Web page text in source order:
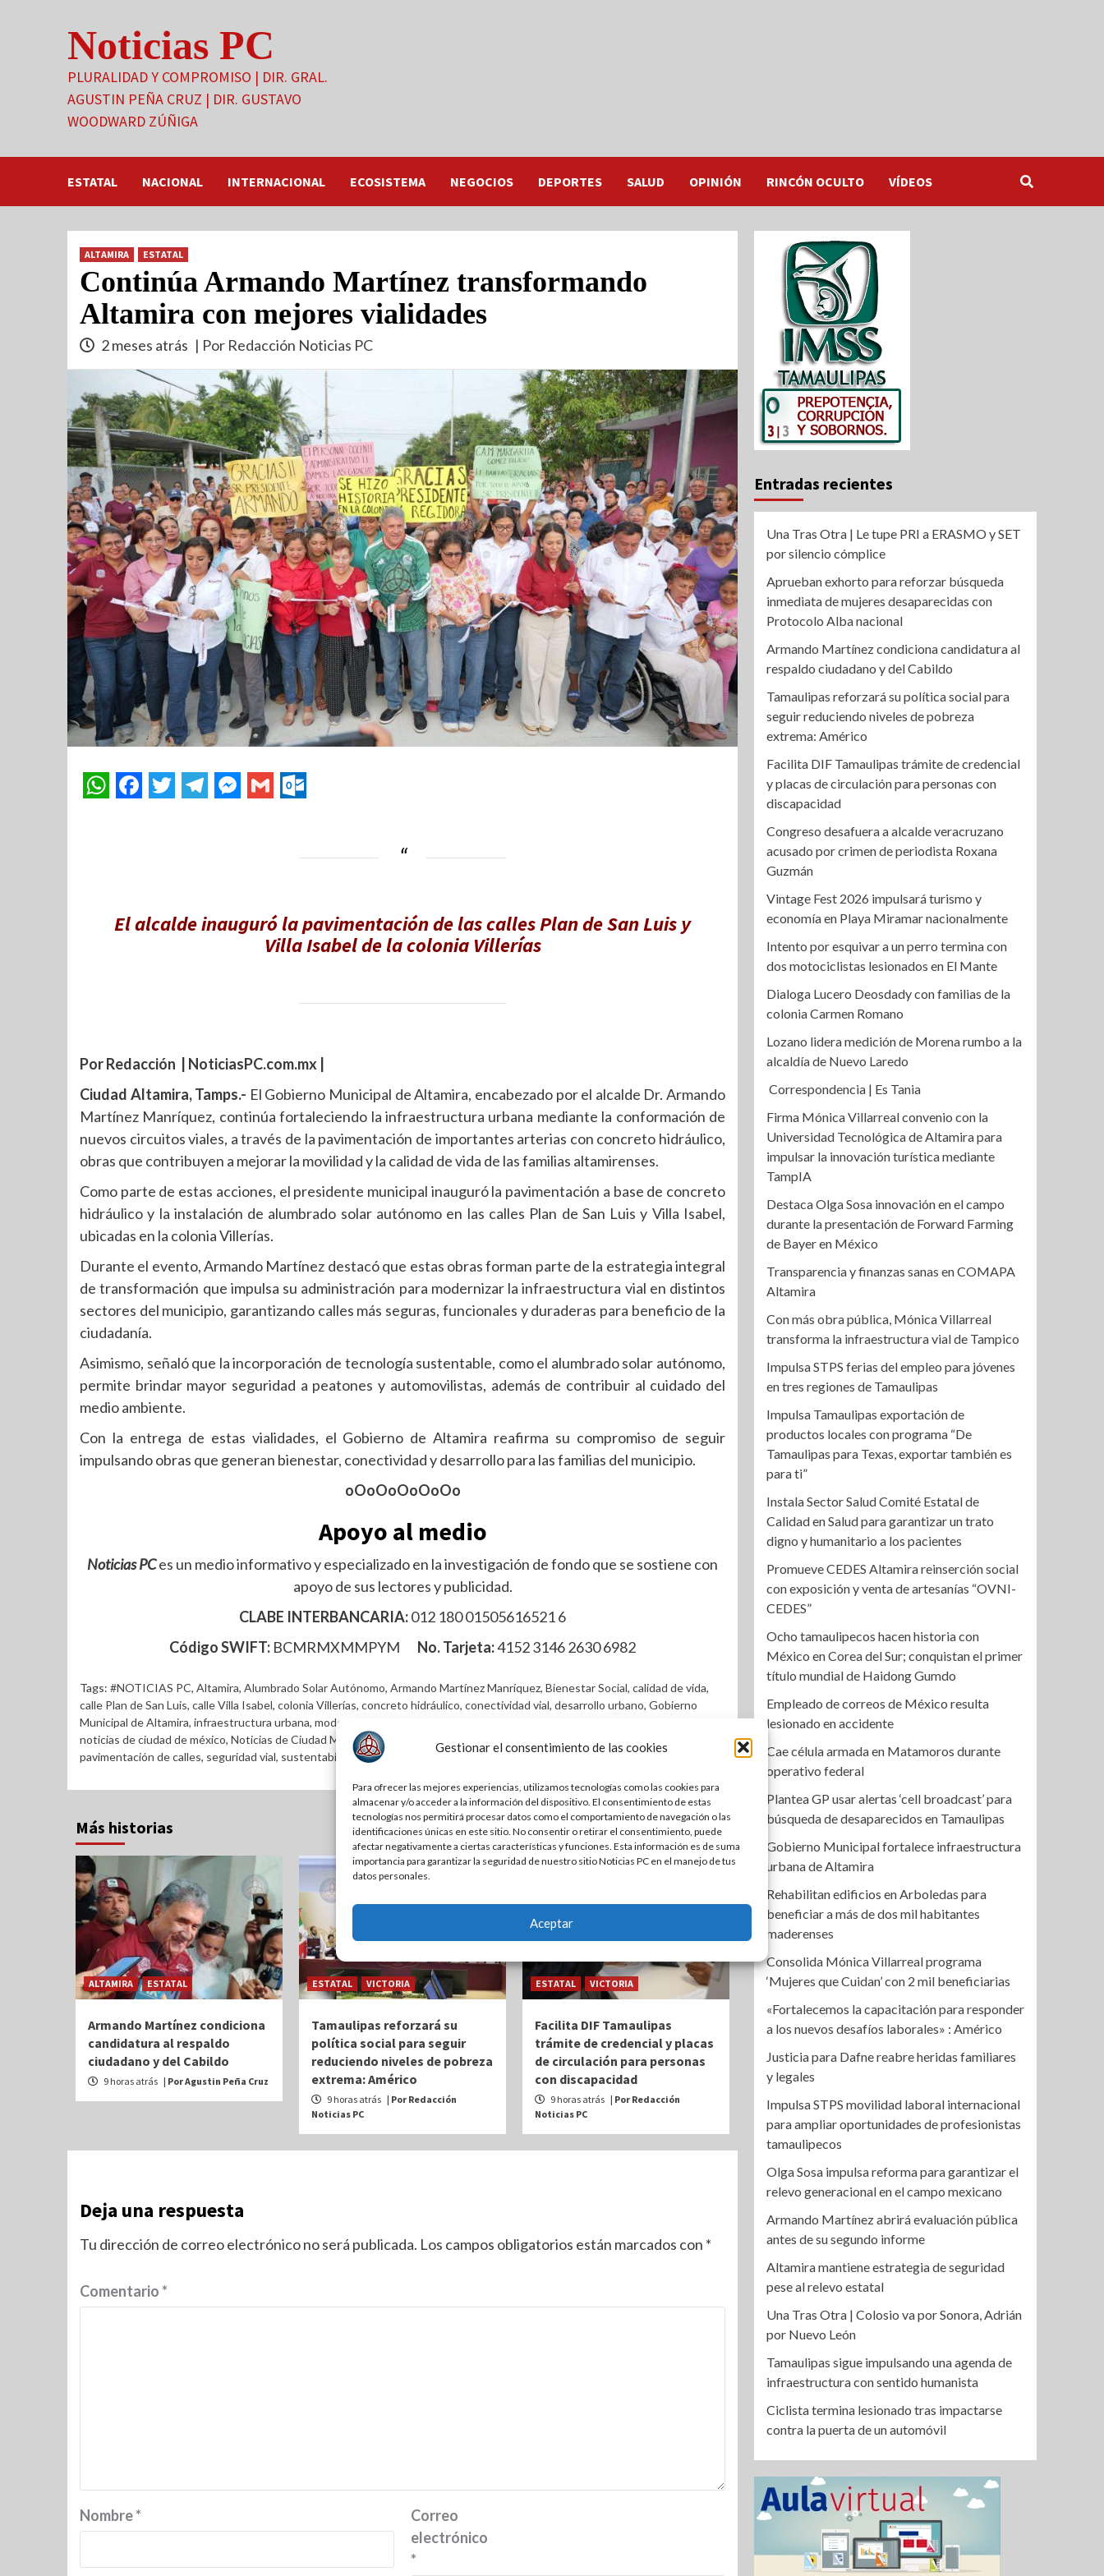
Gestionar el consentimiento de las cookies
Para ofrecer las mejores experiencias, utilizamos tecnologías como las cookies para
almacenar y/o acceder a la información del dispositivo. El consentimiento de estas
tecnologías nos permitirá procesar datos como el comportamiento de navegación o las
identificaciones únicas en este sitio. No consentir o retirar el consentimiento, puede
afectar negativamente a ciertas características y funciones. Esta información es de suma
importancia para garantizar la seguridad de nuestro sitio Noticias PC en el manejo de tus
datos personales.
Aceptar
Noticias PC
PLURALIDAD Y COMPROMISO | DIR. GRAL.
AGUSTIN PEÑA CRUZ | DIR. GUSTAVO
WOODWARD ZÚÑIGA
ESTATAL NACIONAL INTERNACIONAL ECOSISTEMA NEGOCIOS DEPORTES SALUD OPINIÓN RINCÓN OCULTO VÍDEOS
ALTAMIRA ESTATAL
Continúa Armando Martínez transformando
Altamira con mejores vialidades
2 meses atrás | Por Redacción Noticias PC
El alcalde inauguró la pavimentación de las calles Plan de San Luis y
Villa Isabel de la colonia Villerías
Por Redacción | NoticiasPC.com.mx |
Ciudad Altamira, Tamps.- El Gobierno Municipal de Altamira, encabezado por el alcalde Dr. Armando
Martínez Manríquez, continúa fortaleciendo la infraestructura urbana mediante la conformación de
nuevos circuitos viales, a través de la pavimentación de importantes arterias con concreto hidráulico,
obras que contribuyen a mejorar la movilidad y la calidad de vida de las familias altamirenses.
Como parte de estas acciones, el presidente municipal inauguró la pavimentación a base de concreto
hidráulico y la instalación de alumbrado solar autónomo en las calles Plan de San Luis y Villa Isabel,
ubicadas en la colonia Villerías.
Durante el evento, Armando Martínez destacó que estas obras forman parte de la estrategia integral
de transformación que impulsa su administración para modernizar la infraestructura vial en distintos
sectores del municipio, garantizando calles más seguras, funcionales y duraderas para beneficio de la
ciudadanía.
Asimismo, señaló que la incorporación de tecnología sustentable, como el alumbrado solar autónomo,
permite brindar mayor seguridad a peatones y automovilistas, además de contribuir al cuidado del
medio ambiente.
Con la entrega de estas vialidades, el Gobierno de Altamira reafirma su compromiso de seguir
impulsando obras que generan bienestar, conectividad y desarrollo para las familias del municipio.
oOoOoOoOoOo
Apoyo al medio
Noticias PCes un medio informativo y especializado en la investigación de fondo que se sostiene con
apoyo de sus lectores y publicidad.
CLABE INTERBANCARIA:012 180 01505616521 6
Código SWIFT: BCMRMXMMPYM No. Tarjeta:4152 3146 2630 6982
Tags: #NOTICIAS PC, Altamira, Alumbrado Solar Autónomo, Armando Martínez Manríquez, Bienestar Social, calidad de vida,
calle Plan de San Luis, calle Villa Isabel, colonia Villerías, concreto hidráulico, conectividad vial, desarrollo urbano, Gobierno
Municipal de Altamira, infraestructura urbana, modernización de vialidades
noticias de ciudad de méxico, Noticias de Ciudad Madero,Noticias de Ciudad Victoria
pavimentación de calles, seguridad vial, sustentabilidad ambiental transformación de Altamira.
Más historias
ALTAMIRA ESTATAL
Armando Martínez condiciona
candidatura al respaldo
ciudadano y del Cabildo
9 horas atrás | Por Agustin Peña Cruz
ESTATAL VICTORIA
Tamaulipas reforzará su
política social para seguir
reduciendo niveles de pobreza
extrema: Américo
9 horas atrás | Por Redacción
Noticias PC
ESTATAL VICTORIA
Facilita DIF Tamaulipas
trámite de credencial y placas
de circulación para personas
con discapacidad
9 horas atrás | Por Redacción
Noticias PC
Deja una respuesta
Tu dirección de correo electrónico no será publicada. Los campos obligatorios están marcados con *
Comentario*
Nombre*
Correo
electrónico
*
Entradas recientes
Una Tras Otra | Le tupe PRI a ERASMO y SET
por silencio cómplice
Aprueban exhorto para reforzar búsqueda
inmediata de mujeres desaparecidas con
Protocolo Alba nacional
Armando Martínez condiciona candidatura al
respaldo ciudadano y del Cabildo
Tamaulipas reforzará su política social para
seguir reduciendo niveles de pobreza
extrema: Américo
Facilita DIF Tamaulipas trámite de credencial
y placas de circulación para personas con
discapacidad
Congreso desafuera a alcalde veracruzano
acusado por crimen de periodista Roxana
Guzmán
Vintage Fest 2026 impulsará turismo y
economía en Playa Miramar nacionalmente
Intento por esquivar a un perro termina con
dos motociclistas lesionados en El Mante
Dialoga Lucero Deosdady con familias de la
colonia Carmen Romano
Lozano lidera medición de Morena rumbo a la
alcaldía de Nuevo Laredo
Correspondencia | Es Tania
Firma Mónica Villarreal convenio con la
Universidad Tecnológica de Altamira para
impulsar la innovación turística mediante
TampIA
Destaca Olga Sosa innovación en el campo
durante la presentación de Forward Farming
de Bayer en México
Transparencia y finanzas sanas en COMAPA
Altamira
Con más obra pública, Mónica Villarreal
transforma la infraestructura vial de Tampico
Impulsa STPS ferias del empleo para jóvenes
en tres regiones de Tamaulipas
Impulsa Tamaulipas exportación de
productos locales con programa “De
Tamaulipas para Texas, exportar también es
para ti”
Instala Sector Salud Comité Estatal de
Calidad en Salud para garantizar un trato
digno y humanitario a los pacientes
Promueve CEDES Altamira reinserción social
con exposición y venta de artesanías “OVNI-
CEDES”
Ocho tamaulipecos hacen historia con
México en Corea del Sur; conquistan el primer
título mundial de Haidong Gumdo
Empleado de correos de México resulta
lesionado en accidente
Cae célula armada en Matamoros durante
operativo federal
Plantea GP usar alertas ‘cell broadcast’ para
búsqueda de desaparecidos en Tamaulipas
Gobierno Municipal fortalece infraestructura
urbana de Altamira
Rehabilitan edificios en Arboledas para
beneficiar a más de dos mil habitantes
maderenses
Consolida Mónica Villarreal programa
‘Mujeres que Cuidan’ con 2 mil beneficiarias
«Fortalecemos la capacitación para responder
a los nuevos desafíos laborales» : Américo
Justicia para Dafne reabre heridas familiares
y legales
Impulsa STPS movilidad laboral internacional
para ampliar oportunidades de profesionistas
tamaulipecos
Olga Sosa impulsa reforma para garantizar el
relevo generacional en el campo mexicano
Armando Martínez abrirá evaluación pública
antes de su segundo informe
Altamira mantiene estrategia de seguridad
pese al relevo estatal
Una Tras Otra | Colosio va por Sonora, Adrián
por Nuevo León
Tamaulipas sigue impulsando una agenda de
infraestructura con sentido humanista
Ciclista termina lesionado tras impactarse
contra la puerta de un automóvil